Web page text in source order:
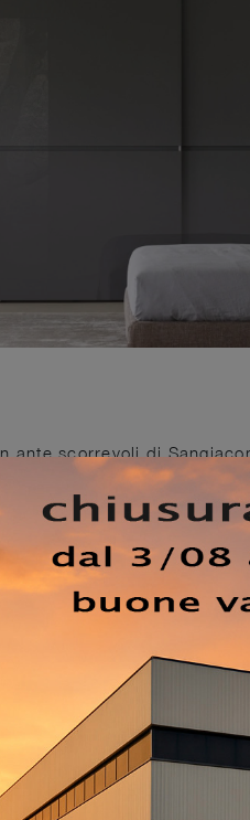
ante scorrevoli di
collezione di Armadi e
il modello visibile in foto,
in una camera da
attuali soluzioni
informazioni su un
a contenitori in vetro di